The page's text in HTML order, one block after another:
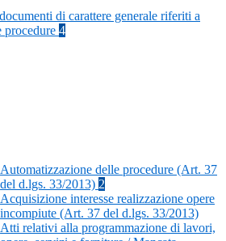
di carattere generale riferiti a
procedure 4
Automatizzazione delle procedure (Art. 37
del d.lgs. 33/2013) 2
Acquisizione interesse realizzazione opere
incompiute (Art. 37 del d.lgs. 33/2013)
Atti relativi alla programmazione di lavori,